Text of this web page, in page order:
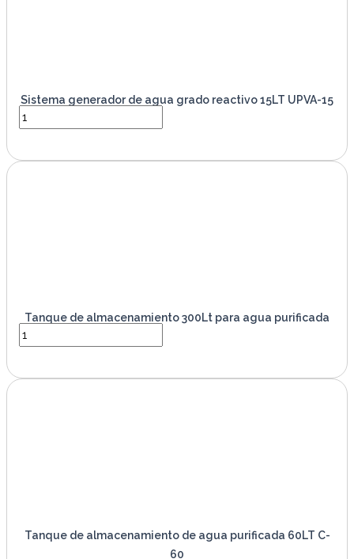
Sistema generador de agua grado reactivo 15LT UPVA-15
Tanque de almacenamiento 300Lt para agua purificada
Tanque de almacenamiento de agua purificada 60LT C-
60